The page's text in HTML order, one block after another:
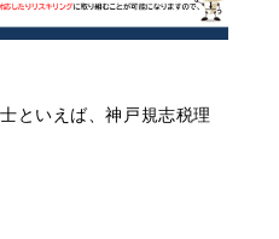
といえば、神戸規志税理